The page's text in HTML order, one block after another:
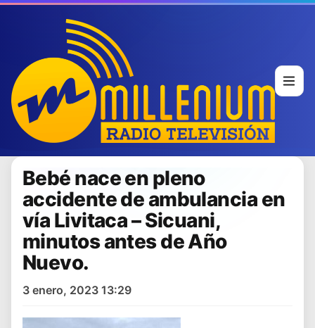
Bebé nace en pleno
accidente de ambulancia en
vía Livitaca – Sicuani,
minutos antes de Año
Nuevo.
3 enero, 2023 13:29